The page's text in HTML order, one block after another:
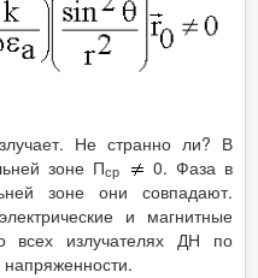
Не странно ли? В
зоне Пср
0. Фаза в
зоне они совпадают.
и магнитные
излучателях ДН по